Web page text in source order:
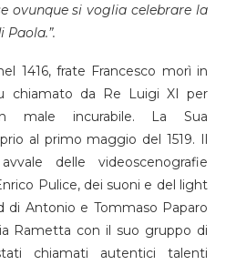
ovunque si voglia celebrare la
1416, frate Francesco morì in
chiamato da Re Luigi XI per
male incurabile. La Sua
al primo maggio del 1519. Il
delle videoscenografie
Pulice, dei suoni e del light
di Antonio e Tommaso Paparo
Rametta con il suo gruppo di
chiamati autentici talenti